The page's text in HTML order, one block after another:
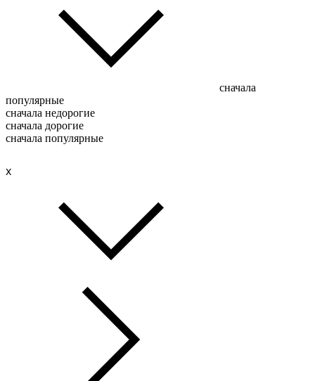
сначала
популярные
сначала недорогие
сначала дорогие
сначала популярные
x